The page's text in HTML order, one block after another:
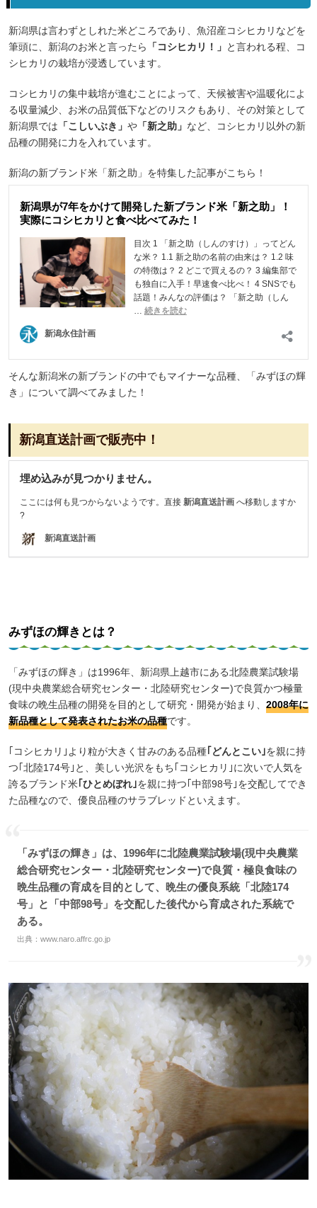
新潟県は言わずとしれた米どころであり、魚沼産コシヒカリなどを
筆頭に、新潟のお米と言ったら
「コシヒカリ！」 と言われる程、コ
シヒカリの栽培が浸透しています。
コシヒカリの集中栽培が進むことによって、天候被害や温暖化によ
る収量減少、お米の品質低下などのリスクもあり、その対策として
新潟県では 「こしいぶき」 や 「新之助」 など、コシヒカリ以外の新
品種の開発に力を入れています。
新潟の新ブランド米「新之助」を特集した記事がこちら！
そんな新潟米の新ブランドの中でもマイナーな品種、「みずほの輝
き」について調べてみました！
新潟直送計画で販売中！
みずほの輝きとは？
「みずほの輝き」は1996年、新潟県上越市にある北陸農業試験場
(現中央農業総合研究センター・北陸研究センター)で良質かつ極量
食味の晩生品種の開発を目的として研究・開発が始まり、 2008年に
新品種として発表されたお米の品種です。
｢コシヒカリ｣より粒が大きく甘みのある品種｢どんとこい｣を親に持
つ｢北陸174号｣と、美しい光沢をもち｢コシヒカリ｣に次いで人気を
誇るブランド米｢ひとめぼれ｣を親に持つ｢中部98号｣を交配してでき
た品種なので、優良品種のサラブレッドといえます。
「みずほの輝き」は、1996年に北陸農業試験場(現中央農業
総合研究センター・北陸研究センター)で良質・極良食味の
晩生品種の育成を目的として、晩生の優良系統「北陸174
号」と「中部98号」を交配した後代から育成された系統で
ある。
出典： www.naro.affrc.go.jp